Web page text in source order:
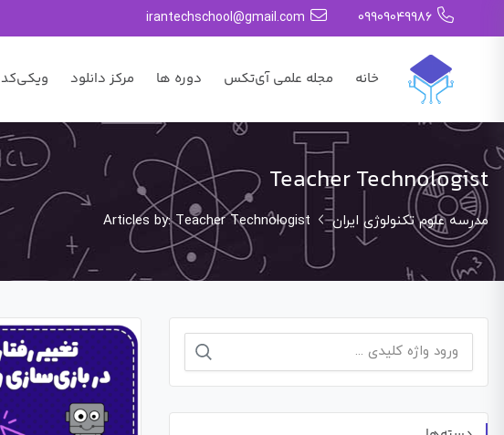
09909049986
irantechschool@gmail.com
خانه مجله علمی آی‌تکس دوره ها مرکز دانلود ویکی‌کد
Teacher Technologist
مدرسه علوم تکنولوژی ایران Articles by: Teacher Technologist
جستجو